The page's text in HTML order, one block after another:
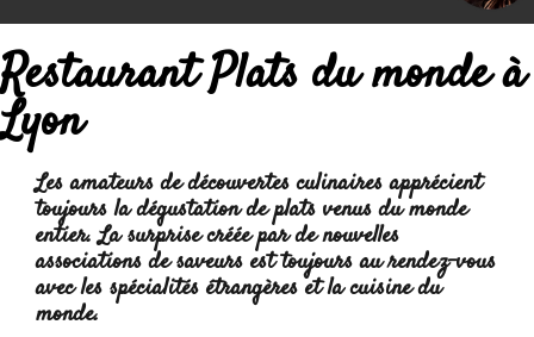
Restaurant Plats du monde à
Lyon
Les amateurs de découvertes culinaires apprécient
toujours la dégustation de plats venus du monde
entier. La surprise créée par de nouvelles
associations de saveurs est toujours au rendez-vous
avec les spécialités étrangères et la cuisine du
monde.